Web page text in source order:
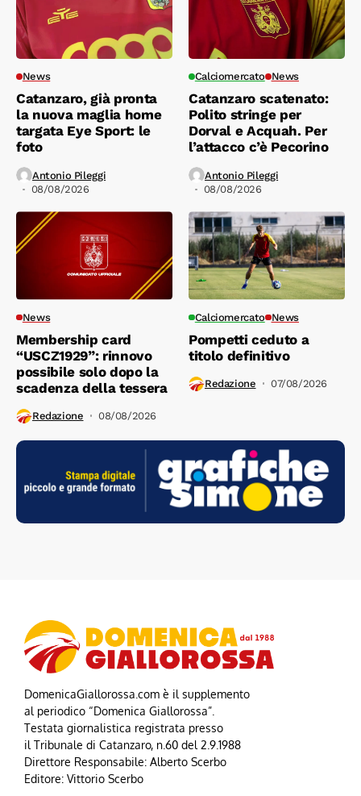
News
Catanzaro, già pronta
la nuova maglia home
targata Eye Sport: le
foto
Antonio Pileggi
08/08/2026
Calciomercato News
Catanzaro scatenato:
Polito stringe per
Dorval e Acquah. Per
l’attacco c’è Pecorino
Antonio Pileggi
08/08/2026
News
Membership card
“USCZ1929”: rinnovo
possibile solo dopo la
scadenza della tessera
Redazione 08/08/2026
Calciomercato News
Pompetti ceduto a
titolo definitivo
Redazione 07/08/2026
DomenicaGiallorossa.com è il supplemento
al periodico “Domenica Giallorossa”.
Testata giornalistica registrata presso
il Tribunale di Catanzaro, n.60 del 2.9.1988
Direttore Responsabile: Alberto Scerbo
Editore: Vittorio Scerbo